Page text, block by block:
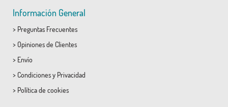
Información General
> Preguntas Frecuentes
> Opiniones de Clientes
> Envío
> Condicionesy Privacidad
> Política de cookies